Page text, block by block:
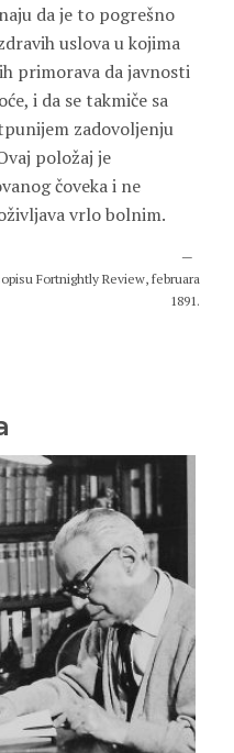
da je to pogrešno
uslova u kojima
primorava da javnosti
i da se takmiče sa
zadovoljenju
položaj je
čoveka i ne
vrlo bolnim.
Fortnightly Review, februara
1891.